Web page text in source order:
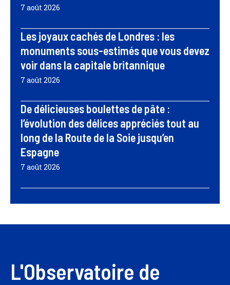
7 août 2026
Les joyaux cachés de Londres : les
monuments sous-estimés que vous devez
voir dans la capitale britannique
7 août 2026
De délicieuses boulettes de pâte :
l’évolution des délices appréciés tout au
long de la Route de la Soie jusqu’en
Espagne
7 août 2026
L'Observatoire de